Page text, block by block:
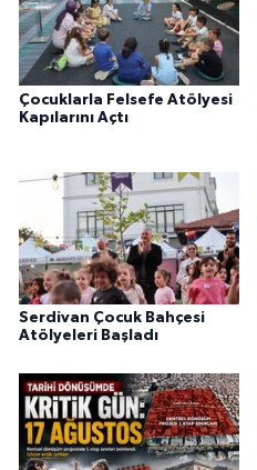
Çocuklarla Felsefe Atölyesi
Kapılarını Açtı
Serdivan Çocuk Bahçesi
Atölyeleri Başladı